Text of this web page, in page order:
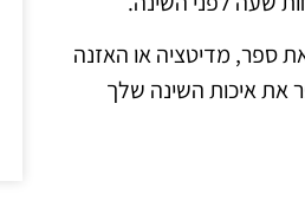
ספר, מדיטציה או האזנה
את איכות השינה שלך